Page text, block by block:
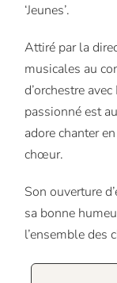
‘Jeunes’.
Attiré par la
musicales au
d’orchestre
passionné est
adore chanter
chœur.
Son ouverture
sa bonne
l’ensemble des